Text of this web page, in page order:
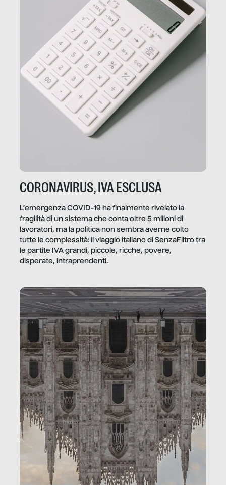
CORONAVIRUS, IVA ESCLUSA
L’emergenza COVID-19 ha finalmente rivelato la
fragilità di un sistema che conta oltre 5 milioni di
lavoratori, ma la politica non sembra averne colto
tutte le complessità: il viaggio italiano di SenzaFiltro tra
le partite IVA grandi, piccole, ricche, povere,
disperate, intraprendenti.